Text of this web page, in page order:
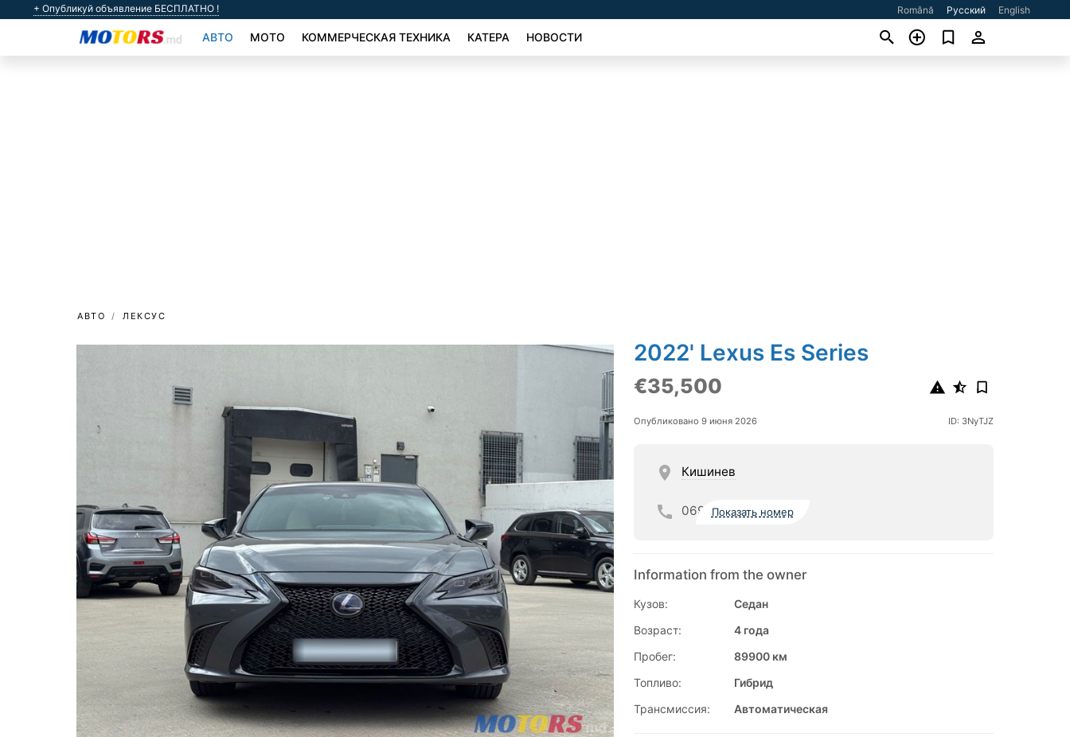
+ Опубликуй объявление БЕСПЛАТНО ! Română Русский English
АВТО МОТО КОММЕРЧЕСКАЯ ТЕХНИКА КАТЕРА НОВОСТИ
АВТО ЛЕКСУС
2022' Lexus Es Series
€35,500
Опубликовано 9 июня 2026 ID: 3NyTJZ
Кишинев
069 Показать номер
Information from the owner
Кузов:
Седан
Возраст:
4 года
Пробег:
89900 км
Топливо:
Гибрид
Трансмиссия:
Автоматическая